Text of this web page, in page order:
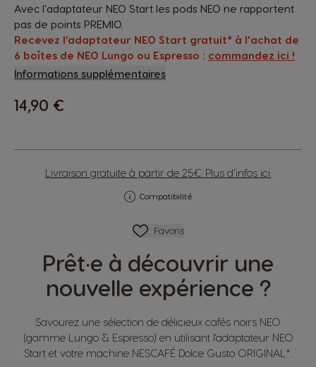
Avec l'adaptateur NEO Start les pods NEO ne rapportent
pas de points PREMIO.
Recevez l’adaptateur NEO Start gratuit* à l'achat de
6 boîtes de NEO Lungo ou Espresso : commandez ici !
Informations supplémentaires
14,90 €
Compatibilité
Livraison gratuite à partir de 25€. Plus d’infos ici
Ajouter Aux Favoris
Favoris
Prêt·e à découvrir une
nouvelle expérience ?
Savourez une sélection de délicieux cafés noirs NEO
(gamme Lungo & Espresso) en utilisant l'adaptateur NEO
Start et votre machine NESCAFÉ Dolce Gusto ORIGINAL*.